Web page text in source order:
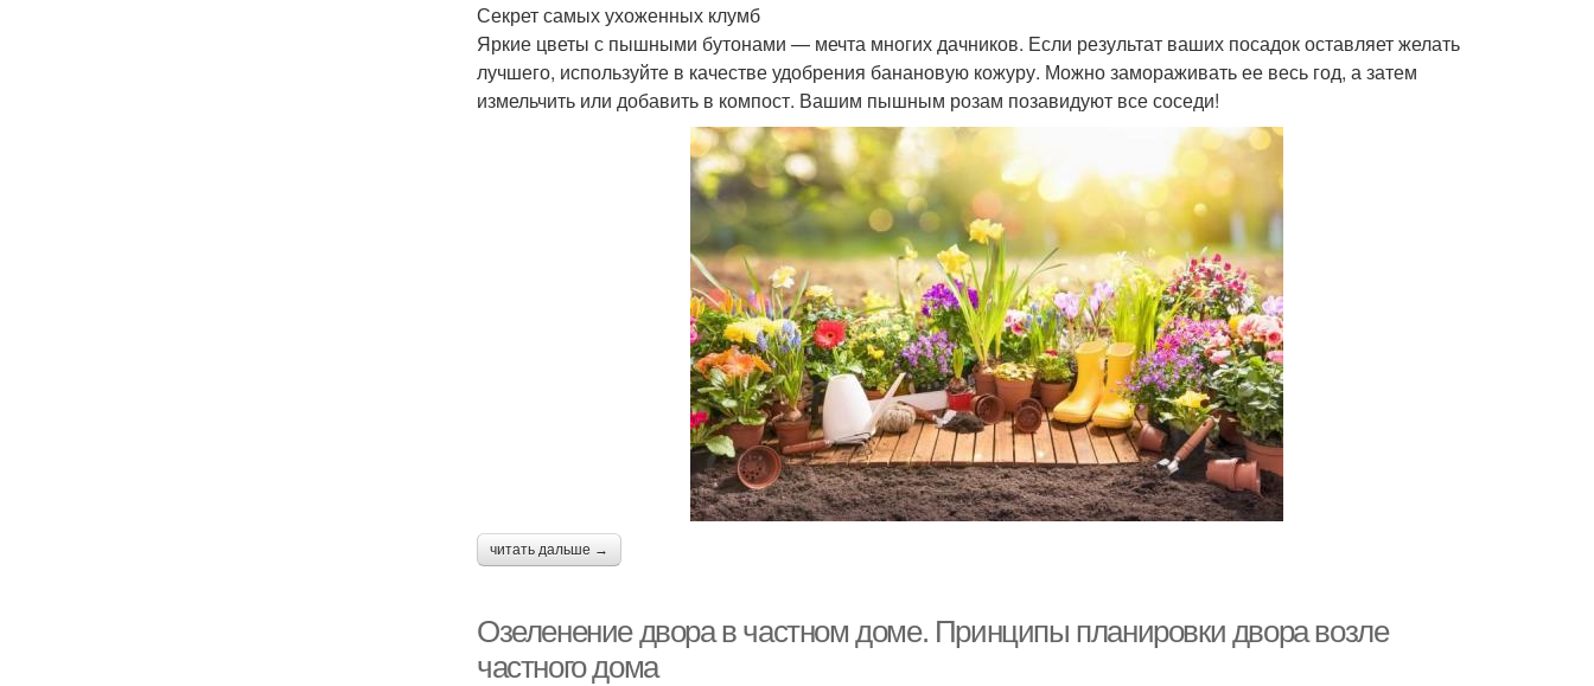
Секрет самых ухоженных клумб
Яркие цветы с пышными бутонами — мечта многих дачников. Если результат ваших посадок оставляет желать
лучшего, используйте в качестве удобрения банановую кожуру. Можно замораживать ее весь год, а затем
измельчить или добавить в компост. Вашим пышным розам позавидуют все соседи!
читать дальше →
Озеленение двора в частном доме. Принципы планировки двора возле
частного дома